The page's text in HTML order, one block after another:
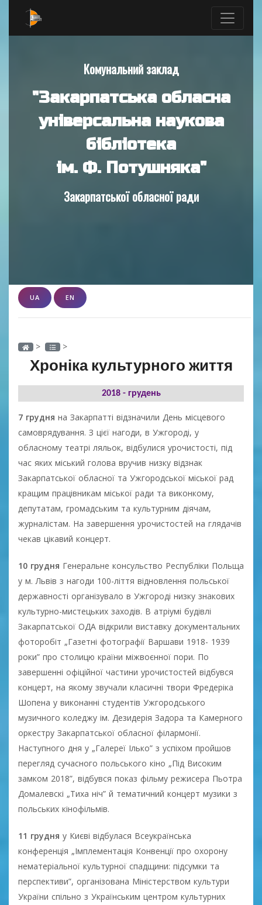
Комунальний заклад
"Закарпатська обласна
універсальна наукова
бібліотека
ім. Ф. Потушняка"
Закарпатської обласної ради
UA EN
> >
Хроніка культурного життя
2018 - грудень
7 грудня на Закарпатті відзначили День місцевого
самоврядування. З цієї нагоди, в Ужгороді, у
обласному театрі ляльок, відбулися урочистості, під
час яких міський голова вручив низку відзнак
Закарпатської обласної та Ужгородської міської рад
кращим працівникам міської ради та виконкому,
депутатам, громадським та культурним діячам,
журналістам. На завершення урочистостей на глядачів
чекав цікавий концерт.
10 грудня Генеральне консульство Республіки Польща
у м. Львів з нагоди 100-ліття відновлення польської
державності організувало в Ужгороді низку знакових
культурно-мистецьких заходів. В атріумі будівлі
Закарпатської ОДА відкрили виставку документальних
фоторобіт „Газетні фотографії Варшави 1918- 1939
роки” про столицю країни міжвоєнної пори. По
завершенні офіційної частини урочистостей відбувся
концерт, на якому звучали класичні твори Фредеріка
Шопена у виконанні студентів Ужгородського
музичного коледжу ім. Дезидерія Задора та Камерного
оркестру Закарпатської обласної філармонії.
Наступного дня у „Галереї Ілько” з успіхом пройшов
перегляд сучасного польського кіно „Під Високим
замком 2018”, відбувся показ фільму режисера Пьотра
Домалевскі „Тиха ніч” й тематичний концерт музики з
польських кінофільмів.
11 грудня у Києві відбулася Всеукраїнська
конференція „Імплементація Конвенції про охорону
нематеріальної культурної спадщини: підсумки та
перспективи”, організована Міністерством культури
України спільно з Українським центром культурних